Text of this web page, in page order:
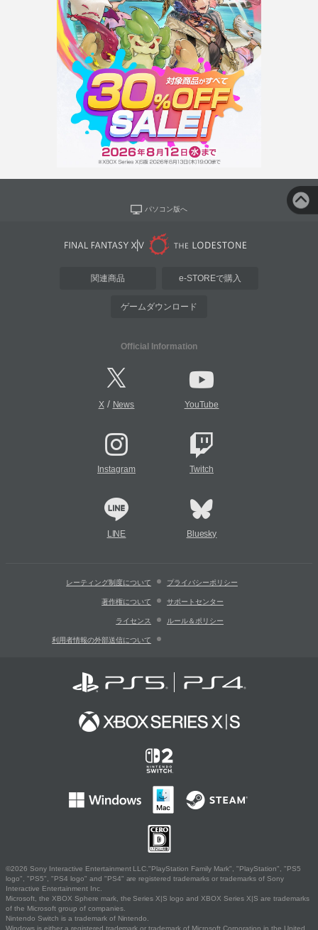
パソコン版へ
関連商品 e-STOREで購入
ゲームダウンロード
Official Information
X/ News YouTube
Instagram Twitch
LINE Bluesky
レーティング制度について プライバシーポリシー
著作権について サポートセンター
ライセンス ルール＆ポリシー
利用者情報の外部送信について
©2026 Sony Interactive Entertainment LLC."PlayStation Family Mark", "PlayStation", "PS5
logo", "PS5", "PS4 logo" and "PS4" are registered trademarks or trademarks of Sony
Interactive Entertainment Inc.
Microsoft, the XBOX Sphere mark, the Series X|S logo and XBOX Series X|S are trademarks
of the Microsoft group of companies.
Nintendo Switch is a trademark of Nintendo.
Windows is either a registered trademark or trademark of Microsoft Corporation in the United